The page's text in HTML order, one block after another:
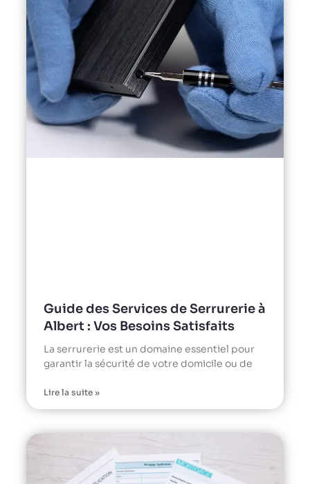
Guide des Services de Serrurerie à
Albert : Vos Besoins Satisfaits
La serrurerie est un domaine essentiel pour
garantir la sécurité de votre domicile ou de
Lire la suite »